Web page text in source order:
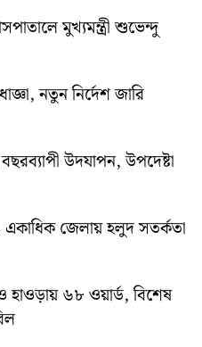
মুখ্যমন্ত্রী শুভেন্দু
নতুন নির্দেশ জারি
উদযাপন, উপদেষ্টা
একাধিক জেলায় হলুদ সতর্কতা
৬৮ ওয়ার্ড, বিশেষ